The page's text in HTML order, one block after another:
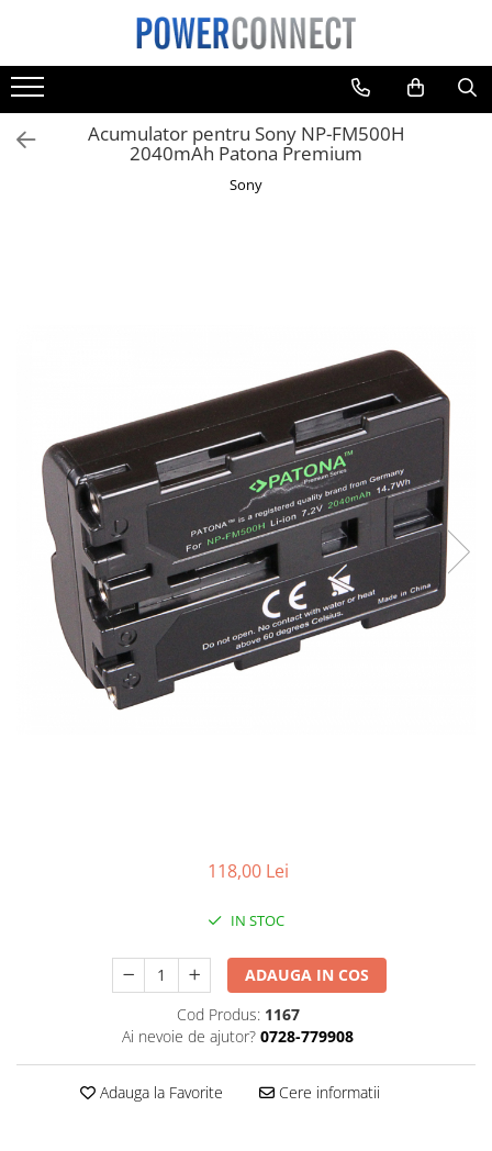
Toate Produsele
Sisteme filtrare apa
Sisteme filtrare apa
Boxe portabile
Console
Gripuri
Laptop
POS/Scanere coduri de bare
Scule electrice
Smartwatch
Incarcatoare
Produse de bucatarie kjøk
Pachete Promo
Acumulator pentru Sony NP-FM500H
2040mAh Patona Premium
Sony
118,00 Lei
IN STOC
ADAUGA IN COS
Cod Produs: 1167
Ai nevoie de ajutor? 0728-779908
Adauga la Favorite Cere informatii